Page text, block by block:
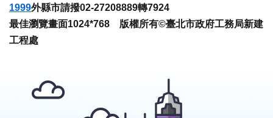
1999外縣市請撥02-27208889轉7924
最佳瀏覽畫面1024*768 版權所有©臺北市政府工務局新建
工程處